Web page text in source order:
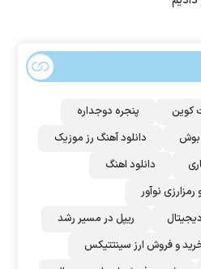
کوین
پنجره دوجداره
بوش
دانلود آهنگ رز‌ موزیک
دانلود اهنگ
نوآور
ریپل در مسیر رشد
و فروش ارز سینتتیکس